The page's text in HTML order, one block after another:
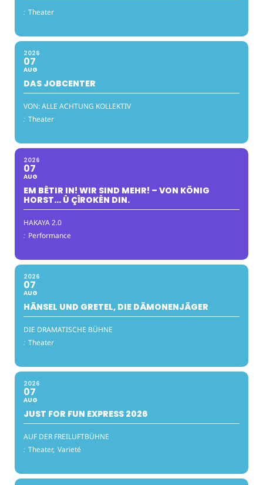
: Theater
2026
07
AUG
DAS JOBCENTER
VON: ALLE ACHTUNG KOLLEKTIV
: Theater
2026
07
AUG
EM BÊTIR IN! WIR SIND MEHR! – VON KÖNIG
HORST… Û ÇÎROKÊN DIN.
HAKAYA 2.0
: Performance
2026
07
AUG
HÄNSEL UND GRETEL, DIE DÄMONENJÄGER
DIE DRAMATISCHE BÜHNE
: Theater
2026
07
AUG
JUST FOR FUN EXPRESS 2026
AUF DER FREILUFTBÜHNE
: Theater, Varieté